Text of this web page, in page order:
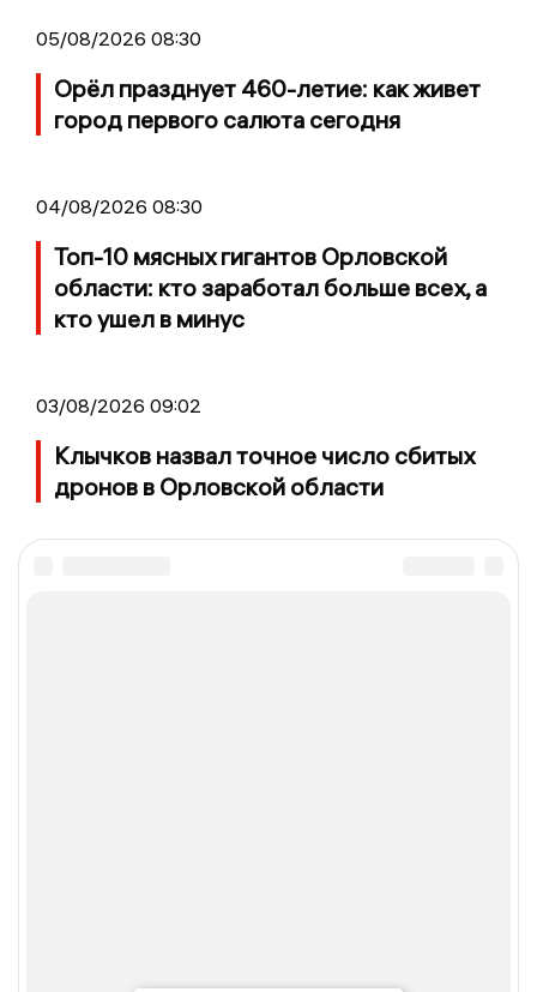
05/08/2026 08:30
Орёл празднует 460-летие: как живет
город первого салюта сегодня
04/08/2026 08:30
Топ-10 мясных гигантов Орловской
области: кто заработал больше всех, а
кто ушел в минус
03/08/2026 09:02
Клычков назвал точное число сбитых
дронов в Орловской области